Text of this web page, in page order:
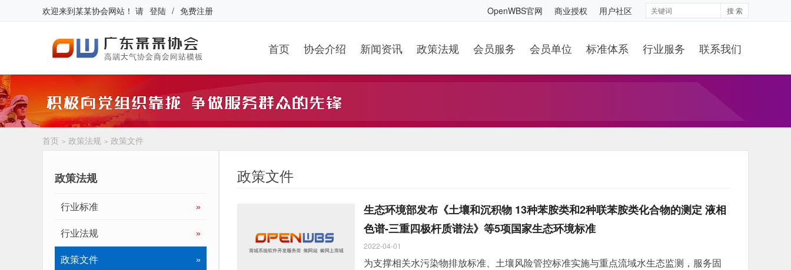
OpenWBS官网 商业授权 用户社区
欢迎来到某某协会网站 ！ 请 登陆 / 免费注册 搜 索
首页 协会介绍 新闻资讯 政策法规 会员服务 会员单位 标准体系 行业服务 联系我们
首页 > 政策法规 > 政策文件
政策文件
生态环境部发布《土壤和沉积物 13种苯胺类和2种联苯胺类化合物的测定 液相
色谱-三重四极杆质谱法》等5项国家生态环境标准
2022-04-01
为支撑相关水污染物排放标准、土壤风险管控标准实施与重点流域水生态监测，服务固
政策法规
行业标准 »
行业法规 »
政策文件 »